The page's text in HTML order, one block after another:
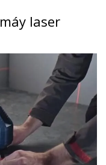
laser